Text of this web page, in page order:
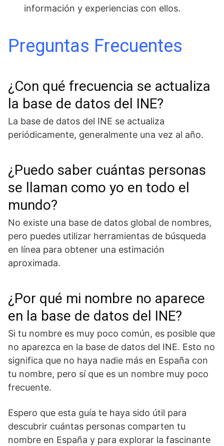
información y experiencias con ellos.
Preguntas Frecuentes
¿Con qué frecuencia se actualiza
la base de datos del INE?
La base de datos del INE se actualiza
periódicamente, generalmente una vez al año.
¿Puedo saber cuántas personas
se llaman como yo en todo el
mundo?
No existe una base de datos global de nombres,
pero puedes utilizar herramientas de búsqueda
en línea para obtener una estimación
aproximada.
¿Por qué mi nombre no aparece
en la base de datos del INE?
Si tu nombre es muy poco común, es posible que
no aparezca en la base de datos del INE. Esto no
significa que no haya nadie más en España con
tu nombre, pero sí que es un nombre muy poco
frecuente.
Espero que esta guía te haya sido útil para
descubrir cuántas personas comparten tu
nombre en España y para explorar la fascinante